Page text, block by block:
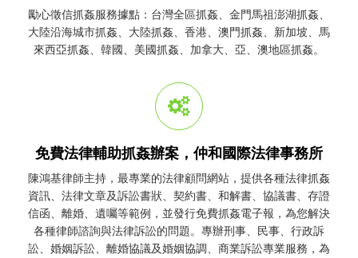
勵心徵信抓姦服務據點：台灣全區抓姦、金門馬祖澎湖抓姦、
大陸沿海城市抓姦、大陸抓姦、香港、澳門抓姦、新加坡、馬
來西亞抓姦、韓國、美國抓姦、加拿大、亞、澳地區抓姦。
免費法律輔助抓姦辦案，仲和國際法律事務所
陳鴻基律師主持，最專業的法律顧問網站，提供各種法律抓姦
資訊、法律文章及訴訟書狀、契約書、和解書、協議書、存證
信函、離婚、遺囑等範例，並發行免費抓姦電子報，為您解決
各種律師諮詢與法律訴訟的問題。專辦刑事、民事、行政訴
訟、婚姻訴訟、離婚協議及婚姻協調、商業訴訟專業服務，為